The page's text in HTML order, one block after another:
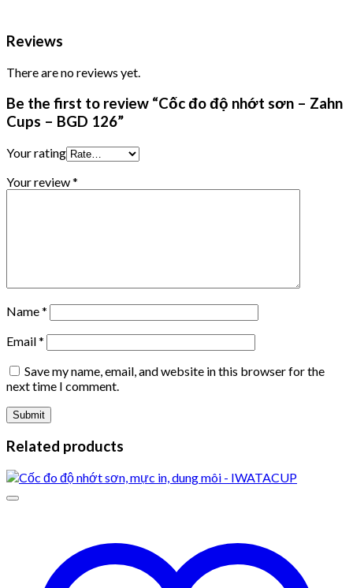
Reviews
There are no reviews yet.
Be the first to review “Cốc đo độ nhớt sơn – Zahn
Cups – BGD 126”
Your rating
Your review*
Name*
Email*
Save my name, email, and website in this browser for the
next time I comment.
Related products